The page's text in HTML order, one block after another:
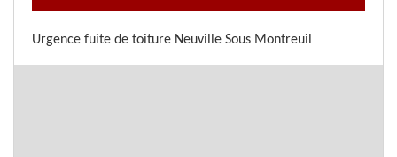
Urgence fuite de toiture Neuville Sous Montreuil